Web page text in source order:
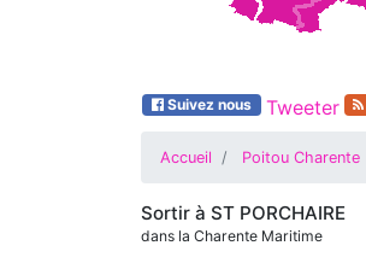
Suivez nous Tweeter
Accueil Poitou Charente
Sortir à ST PORCHAIRE
dans la Charente Maritime